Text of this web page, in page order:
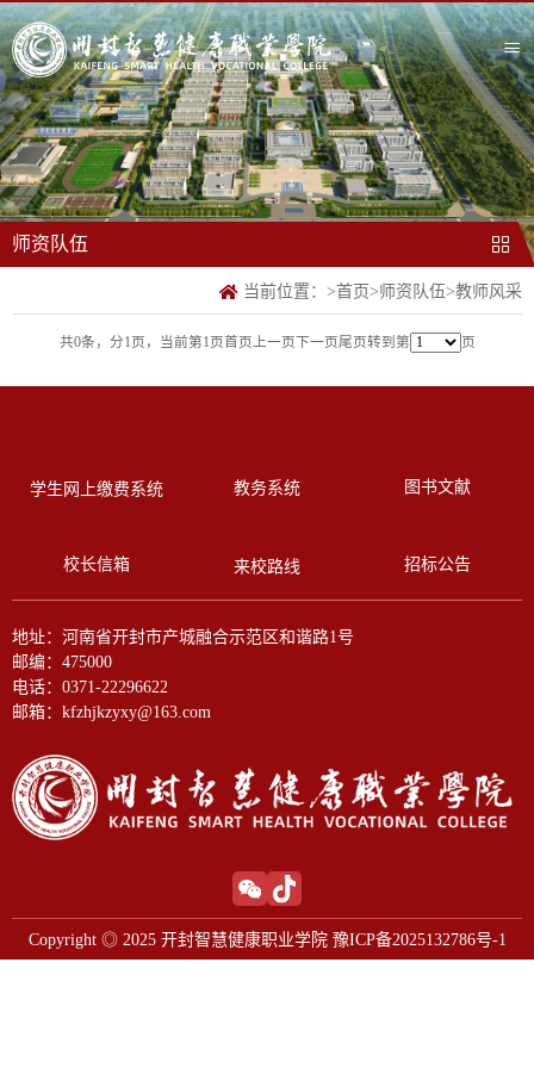
师资队伍
当前位置： >首页>师资队伍>教师风采
共0条，分1页，当前第1页首页上一页下一页尾页转到第 页
学生网上缴费系统 教务系统 图书文献
校长信箱 来校路线 招标公告
地址：河南省开封市产城融合示范区和谐路1号
邮编：475000
电话：0371-22296622
邮箱：kfzhjkzyxy@163.com
Copyright ◎ 2025 开封智慧健康职业学院 豫ICP备2025132786号-1